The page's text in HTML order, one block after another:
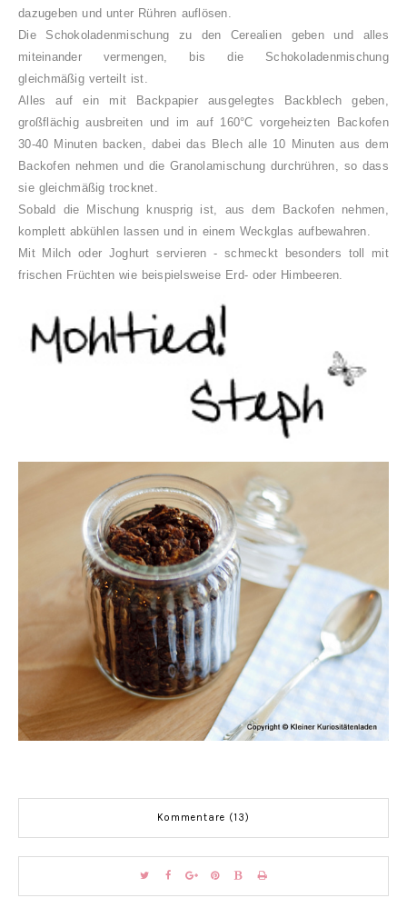
dazugeben und unter Rühren auflösen.
Die Schokoladenmischung zu den Cerealien geben und alles
miteinander vermengen, bis die Schokoladenmischung
gleichmäßig verteilt ist.
Alles auf ein mit Backpapier ausgelegtes Backblech geben,
großflächig ausbreiten und im auf 160°C vorgeheizten Backofen
30-40 Minuten backen, dabei das Blech alle 10 Minuten aus dem
Backofen nehmen und die Granolamischung durchrühren, so dass
sie gleichmäßig trocknet.
Sobald die Mischung knusprig ist, aus dem Backofen nehmen,
komplett abkühlen lassen und in einem Weckglas aufbewahren.
Mit Milch oder Joghurt servieren - schmeckt besonders toll mit
frischen Früchten wie beispielsweise Erd- oder Himbeeren.
Kommentare (13)